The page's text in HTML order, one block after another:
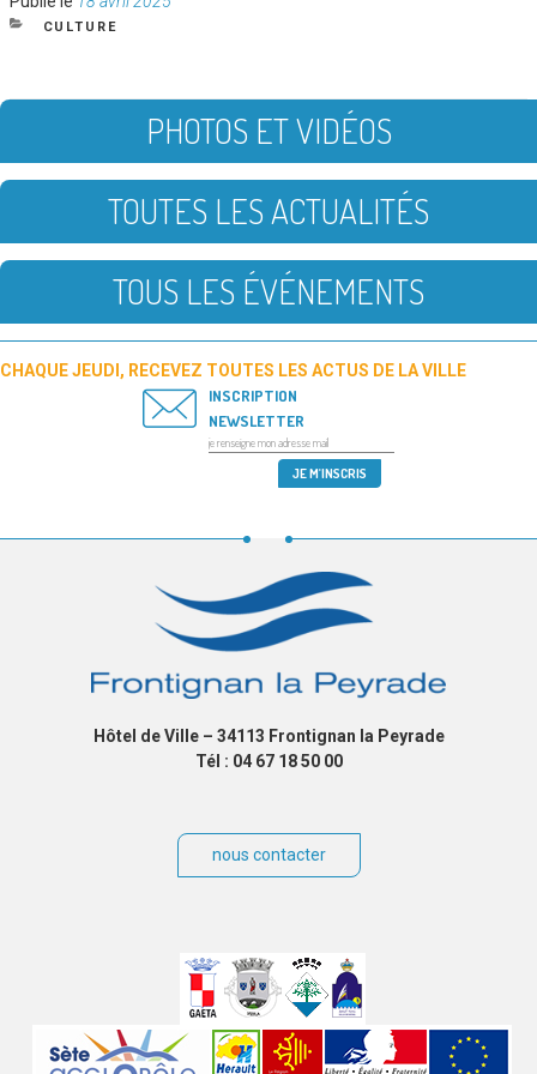
le
CATÉGORIES
CULTURE
PHOTOS ET VIDÉOS
TOUTES LES ACTUALITÉS
TOUS LES ÉVÉNEMENTS
CHAQUE JEUDI, RECEVEZ TOUTES LES ACTUS DE LA VILLE
INSCRIPTION
NEWSLETTER
Hôtel de Ville – 34113 Frontignan la Peyrade
Tél : 04 67 18 50 00
nous contacter
partenaires